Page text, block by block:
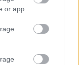
or app.